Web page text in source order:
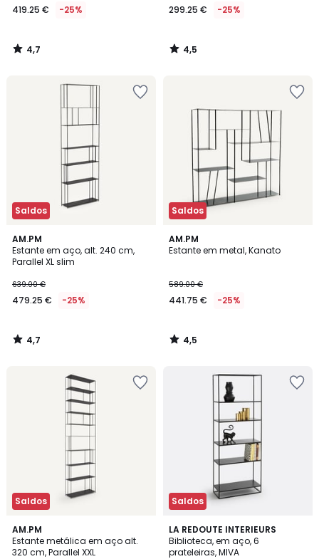
419.25 € -25%
4,7
/
299.25 € -25%
4,5
/
Saldos
AM.PM
Estante em aço, alt. 240 cm,
Parallel XL slim
639.00 €
479.25 € -25%
4,7
/ 5
4,7
/
Saldos
AM.PM
Estante em metal, Kanato
589.00 €
441.75 € -25%
4,5
/ 5
4,5
/
Saldos
AM.PM
Estante metálica em aço alt.
320 cm, Parallel XXL
4,3
/ 5
Saldos
LA REDOUTE INTERIEURS
Biblioteca, em aço, 6
prateleiras, MIVA
4,9
/ 5